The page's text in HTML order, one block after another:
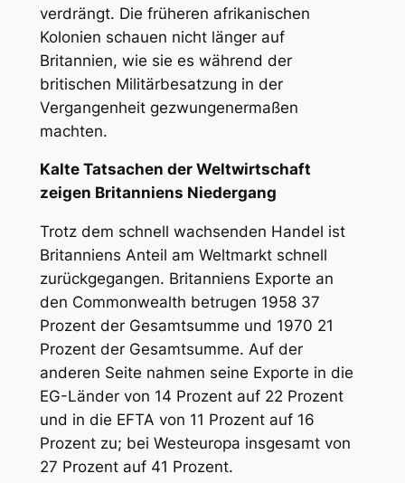
verdrängt. Die früheren afrikanischen
Kolonien schauen nicht länger auf
Britannien, wie sie es während der
britischen Militärbesatzung in der
Vergangenheit gezwungenermaßen
machten.
Kalte Tatsachen der Weltwirtschaft
zeigen Britanniens Niedergang
Trotz dem schnell wachsenden Handel ist
Britanniens Anteil am Weltmarkt schnell
zurückgegangen. Britanniens Exporte an
den Commonwealth betrugen 1958 37
Prozent der Gesamtsumme und 1970 21
Prozent der Gesamtsumme. Auf der
anderen Seite nahmen seine Exporte in die
EG-Länder von 14 Prozent auf 22 Prozent
und in die EFTA von 11 Prozent auf 16
Prozent zu; bei Westeuropa insgesamt von
27 Prozent auf 41 Prozent.